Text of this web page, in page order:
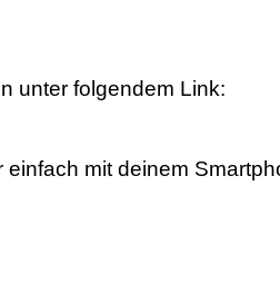
unter folgendem Link:
einfach mit deinem